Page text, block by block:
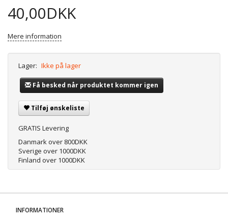
40,00DKK
Mere information
Lager: Ikke på lager
Få besked når produktet kommer igen
Tilføj ønskeliste
GRATIS Levering
Danmark over 800DKK
Sverige over 1000DKK
Finland over 1000DKK
INFORMATIONER